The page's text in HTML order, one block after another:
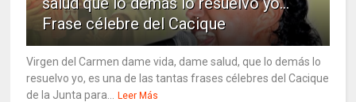
Frase célebre del Cacique
Virgen del Carmen dame vida, dame salud, que lo demás lo
resuelvo yo, es una de las tantas frases célebres del Cacique
de la Junta para...
Leer Más